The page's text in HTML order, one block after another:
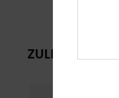
ZULETZT